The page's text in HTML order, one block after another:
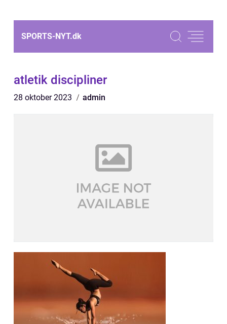
SPORTS-NYT.dk
atletik discipliner
28 oktober 2023 admin